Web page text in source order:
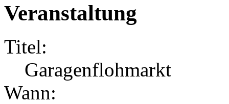
Veranstaltung
Titel:
Garagenflohmarkt
Wann: